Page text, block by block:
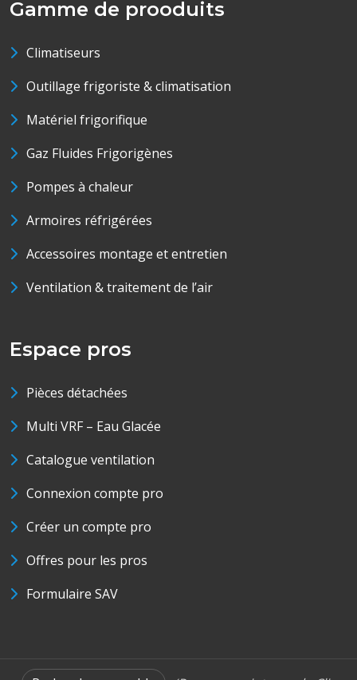
Gamme de prooduits
Climatiseurs
Outillage frigoriste & climatisation
Matériel frigorifique
Gaz Fluides Frigorigènes
Pompes à chaleur
Armoires réfrigérées
Accessoires montage et entretien
Ventilation & traitement de l’air
Espace pros
Pièces détachées
Multi VRF – Eau Glacée
Catalogue ventilation
Connexion compte pro
Créer un compte pro
Offres pour les pros
Formulaire SAV